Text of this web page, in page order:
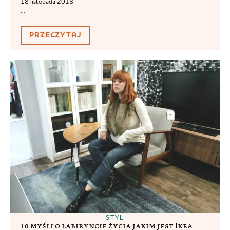
...
PRZECZYTAJ
STYL
10 myśli o labiryncie życia jakim jest Ikea